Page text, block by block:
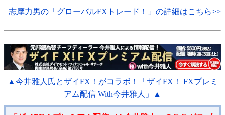
志摩力男の「グローバルFXトレード！」の詳細はこちら>>
▲今井雅人氏とザイFX！がコラボ！「ザイFX！ FXプレミ
アム配信 With今井雅人」▲